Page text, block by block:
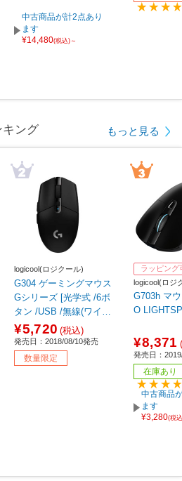
中古商品が計2点あり
ます
¥14,480(税込)～
ング もっと見る
logicool(ロジクール)
G304 ゲーミングマウス
Gシリーズ [光学式 /6ボ
タン /USB /無線(ワイヤ
レス)] 【sof001】
¥5,720 (税込)
発売日：2018/08/10発売
数量限定
ラッピング
logicool(ロジ
G703h マ
O
¥8,371
発売日：
在庫あり
中古商品
ます
¥3,280(税